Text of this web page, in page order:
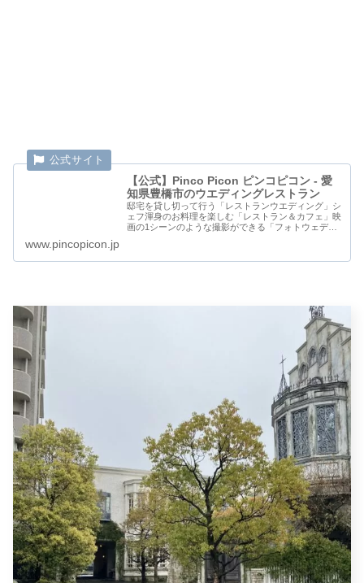
【公式】Pinco Picon ピンコピコン - 愛
知県豊橋市のウエディングレストラン
邸宅を貸し切って行う「レストランウエディング」シ
ェフ渾身のお料理を楽しむ「レストラン＆カフェ」映
画の1シーンのような撮影ができる「フォトウェディ
www.pincopicon.jp